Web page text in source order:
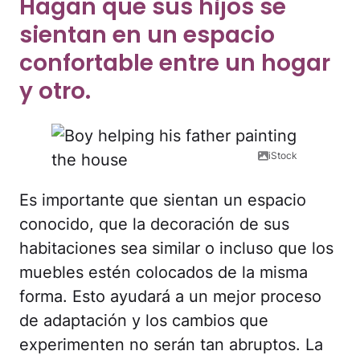
Hagan que sus hijos se
sientan en un espacio
confortable entre un hogar
y otro.
iStock
Es importante que sientan un espacio
conocido, que la decoración de sus
habitaciones sea similar o incluso que los
muebles estén colocados de la misma
forma. Esto ayudará a un mejor proceso
de adaptación y los cambios que
experimenten no serán tan abruptos. La